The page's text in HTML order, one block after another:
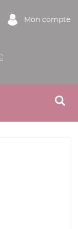
Mon compte